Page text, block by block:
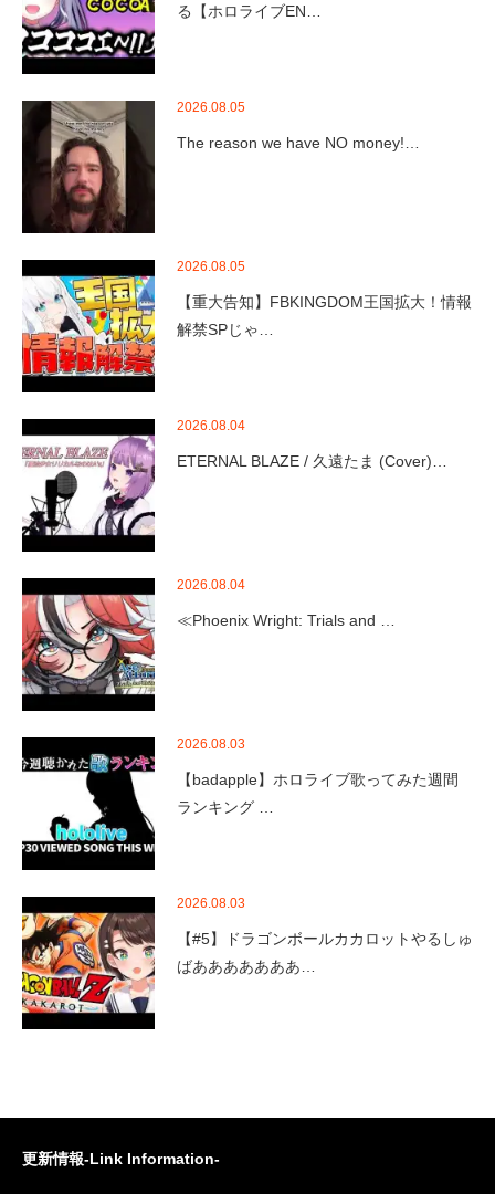
る【ホロライブEN…
2026.08.05
The reason we have NO money!…
2026.08.05
【重大告知】FBKINGDOM王国拡大！情報
解禁SPじゃ…
2026.08.04
ETERNAL BLAZE / 久遠たま (Cover)…
2026.08.04
≪Phoenix Wright: Trials and …
2026.08.03
【badapple】ホロライブ歌ってみた週間
ランキング …
2026.08.03
【#5】ドラゴンボールカカロットやるしゅ
ばあああああああ…
更新情報-Link Information-